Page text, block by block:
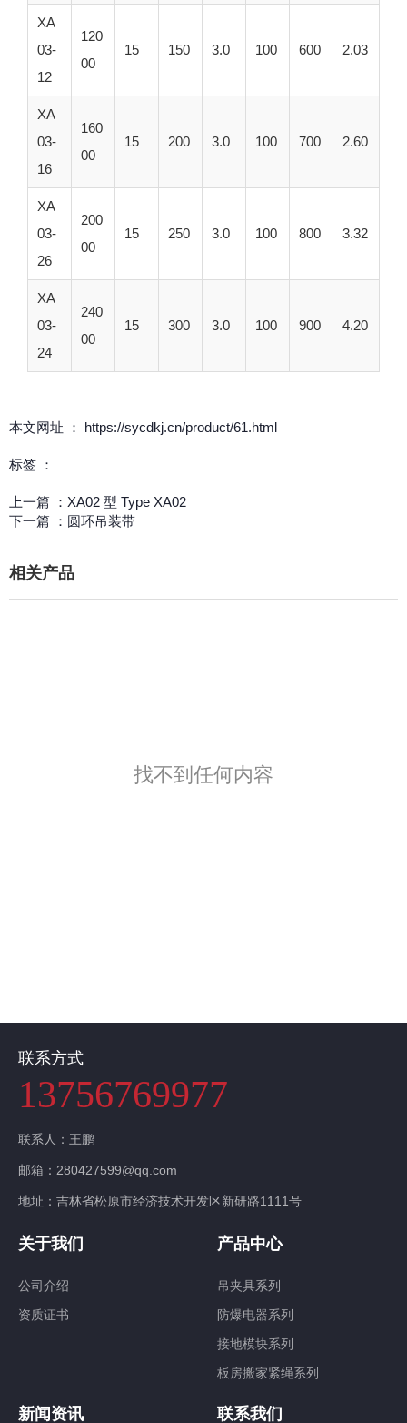
XA
03-
12
120
00
15 150 3.0 100 600 2.03
XA
03-
16
160
00
15 200 3.0 100 700 2.60
XA
03-
26
200
00
15 250 3.0 100 800 3.32
XA
03-
24
240
00
15 300 3.0 100 900 4.20
本文网址 ： https://sycdkj.cn/product/61.html
标签 ：
上一篇 ： XA02 型 Type XA02
下一篇 ： 圆环吊装带
相关产品
找不到任何内容
联系方式
13756769977
联系人：王鹏
邮箱：280427599@qq.com
地址：吉林省松原市经济技术开发区新研路1111号
关于我们
公司介绍
资质证书
产品中心
吊夹具系列
防爆电器系列
接地模块系列
板房搬家紧绳系列
新闻资讯 联系我们